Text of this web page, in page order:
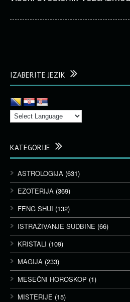
IZABERITE JEZIK
KATEGORIJE
ASTROLOGIJA (631)
EZOTERIJA (369)
FENG SHUI (132)
ISTRAŽIVANJE SUDBINE (66)
KRISTALI (109)
MAGIJA (233)
MESEČNI HOROSKOP (1)
MISTERIJE (15)